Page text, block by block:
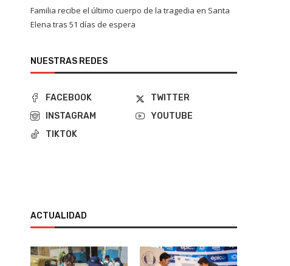
Familia recibe el último cuerpo de la tragedia en Santa
Elena tras 51 días de espera
NUESTRAS REDES
FACEBOOK
TWITTER
INSTAGRAM
YOUTUBE
TIKTOK
ACTUALIDAD